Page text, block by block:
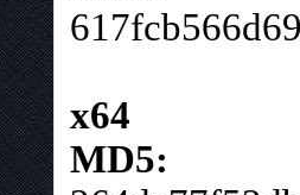
x64
MD5: